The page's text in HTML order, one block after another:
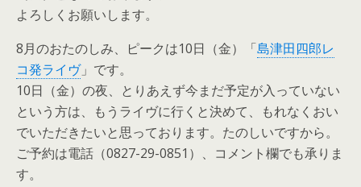
よろしくお願いします。
8月のおたのしみ、ピークは10日（金）「島津田四郎レ
コ発ライヴ」です。
10日（金）の夜、とりあえず今まだ予定が入っていない
という方は、もうライヴに行くと決めて、もれなくおい
でいただきたいと思っております。たのしいですから。
ご予約は電話（0827-29-0851）、コメント欄でも承りま
す。